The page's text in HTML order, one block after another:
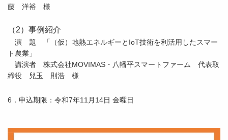
藤 洋裕 様
（2）事例紹介
演 題 「（仮）地熱エネルギーとIoT技術を利活用したスマー
ト農業」
講演者 株式会社MOVIMAS・八幡平スマートファーム 代表取
締役 兒玉 則浩 様
6．申込期限：令和7年11月14日 金曜日